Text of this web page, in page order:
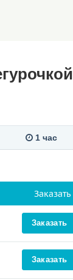
1 час
Заказать
Заказать
Заказать